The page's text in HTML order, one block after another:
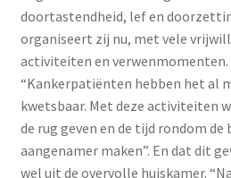
doortastendheid, lef en
organiseert zij nu, met vele
activiteiten en
“Kankerpatiënten hebben het al
kwetsbaar. Met deze activiteiten
de rug geven en de tijd rondom
aangenamer maken”. En dat dit
wel uit de overvolle huiskamer.